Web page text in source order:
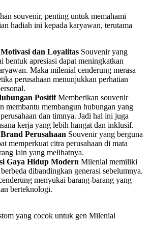
souvenir, penting untuk memahami
hadiah ini kepada karyawan, terutama
dan Loyalitas Souvenir yang
bentuk apresiasi dapat meningkatkan
Maka milenial cenderung merasa
perusahaan menunjukkan perhatian
PositifMemberikan souvenir
membantu membangun hubungan yang
dan timnya. Jadi hal ini juga
kerja yang lebih hangat dan inklusif.
Perusahaan Souvenir yang berguna
memperkuat citra perusahaan di mata
lain yang melihatnya.
Gaya Hidup Modern Milenial memiliki
dibandingkan generasi sebelumnya.
menyukai barang-barang yang
berteknologi.
yang cocok untuk gen Milenial